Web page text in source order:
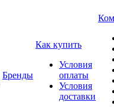
Бренды
Как купить
Условия
оплаты
Условия
доставки